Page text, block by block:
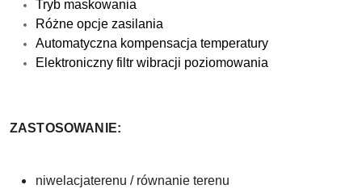
Tryb maskowania
Różne opcje zasilania
Automatyczna kompensacja temperatury
Elektroniczny filtr wibracji poziomowania
ZASTOSOWANIE:
niwelacjaterenu / równanie terenu